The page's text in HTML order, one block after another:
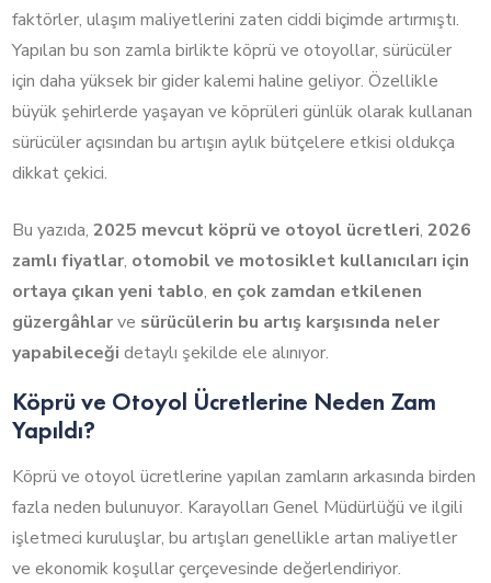
faktörler, ulaşım maliyetlerini zaten ciddi biçimde artırmıştı.
Yapılan bu son zamla birlikte köprü ve otoyollar, sürücüler
için daha yüksek bir gider kalemi haline geliyor. Özellikle
büyük şehirlerde yaşayan ve köprüleri günlük olarak kullanan
sürücüler açısından bu artışın aylık bütçelere etkisi oldukça
dikkat çekici.
Bu yazıda,2025 mevcut köprü ve otoyol ücretleri,2026
zamlı fiyatlar, otomobil ve motosiklet kullanıcıları için
ortaya çıkan yeni tablo, en çok zamdan etkilenen
güzergâhlarve sürücülerin bu artış karşısında neler
yapabileceği detaylı şekilde ele alınıyor.
Köprü ve Otoyol Ücretlerine Neden Zam
Yapıldı?
Köprü ve otoyol ücretlerine yapılan zamların arkasında birden
fazla neden bulunuyor. Karayolları Genel Müdürlüğü ve ilgili
işletmeci kuruluşlar, bu artışları genellikle artan maliyetler
ve ekonomik koşullar çerçevesinde değerlendiriyor.